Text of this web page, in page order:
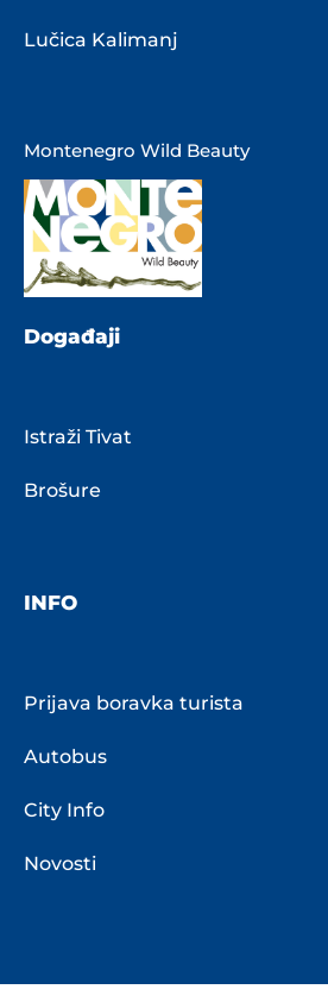
Lučica Kalimanj
Montenegro Wild Beauty
Događaji
Istraži Tivat
Brošure
INFO
Prijava boravka turista
Autobus
City Info
Novosti